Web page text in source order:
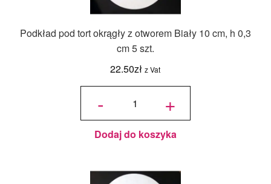
Podkład pod tort okrągły z otworem Biały 10 cm, h 0,3
cm 5 szt.
22.50zł z Vat
-
ilość
okrągły
z
otworem
Biały 10
cm, h
szt.
+
Dodaj do koszyka